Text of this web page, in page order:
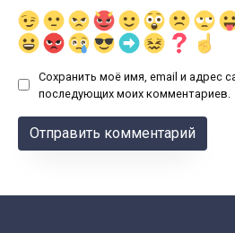
Сохранить моё имя, email и адрес
последующих моих комментариев.